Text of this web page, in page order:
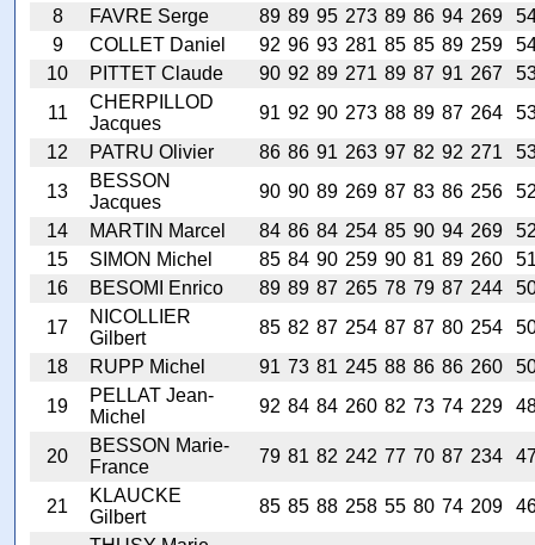
8
FAVRE Serge 89 89 95 273 89 86 94 269
9
COLLET Daniel 92 96 93 281 85 85 89 259
10
PITTET Claude 90 92 89 271 89 87 91 267
11
CHERPILLOD
Jacques
91 92 90 273 88 89 87 264
12
PATRU Olivier 86 86 91 263 97 82 92 271
13
BESSON
Jacques
90 90 89 269 87 83 86 256
14
MARTIN Marcel 84 86 84 254 85 90 94 269
15
SIMON Michel 85 84 90 259 90 81 89 260
16
BESOMI Enrico 89 89 87 265 78 79 87 244
17
NICOLLIER
Gilbert
85 82 87 254 87 87 80 254
18
RUPP Michel 91 73 81 245 88 86 86 260
19
PELLAT Jean-
Michel
92 84 84 260 82 73 74 229
20
BESSON Marie-
France
79 81 82 242 77 70 87 234
21
KLAUCKE
Gilbert
85 85 88 258 55 80 74 209